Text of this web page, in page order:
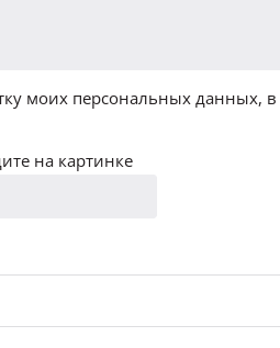
моих персональных данных, в
на картинке